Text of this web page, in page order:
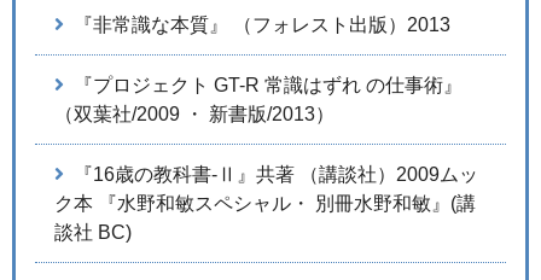
『非常識な本質』 （フォレスト出版）2013
『プロジェクト GT-R 常識はずれ の仕事術』
（双葉社/2009 ・ 新書版/2013）
『16歳の教科書-Ⅱ』共著 （講談社）2009ムッ
ク本 『水野和敏スペシャル・ 別冊水野和敏』(講
談社 BC)